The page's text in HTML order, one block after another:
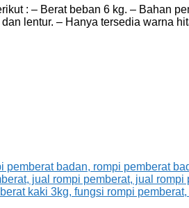
: – Berat beban 6 kg. – Bahan
lentur. – Hanya tersedia warna